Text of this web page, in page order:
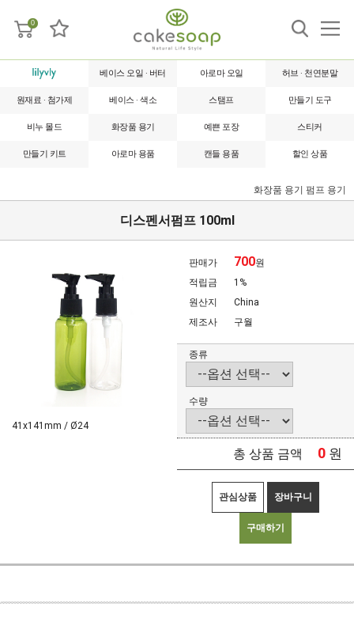
0
베이스 오일 · 버터 아로마 오일 허브 · 천연분말
원재료 · 첨가제 베이스 · 색소 스탬프 만들기 도구
비누 몰드 화장품 용기 예쁜 포장 스티커
만들기 키트 아로마 용품 캔들 용품 할인 상품
화장품 용기 펌프 용기
디스펜서펌프 100ml
41x141mm / Ø24
판매가 700원
적립금
1%
원산지
China
제조사
구월
종류
수량
총 상품 금액 0 원
관심상품 장바구니
구매하기